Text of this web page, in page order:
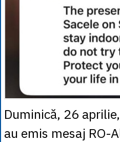
Duminică, 26
au emis mesaj RO-